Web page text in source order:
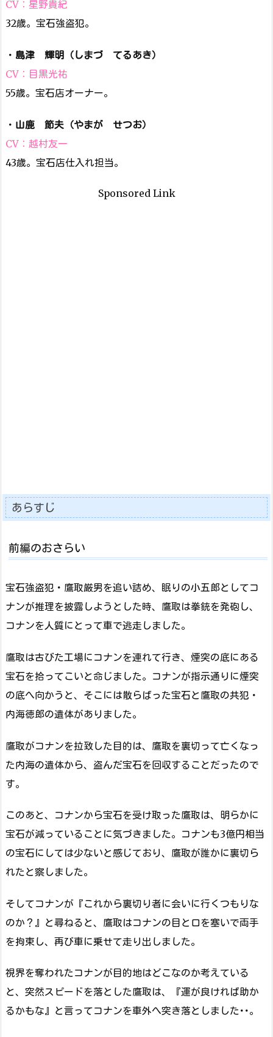
CV：星野貴紀
32歳。宝石強盗犯。
・ 島津 輝明（しまづ てるあき）
CV：目黒光祐
55歳。宝石店オーナー。
・ 山鹿 節夫（やまが せつお）
CV：越村友一
43歳。宝石店仕入れ担当。
Sponsored Link
あらすじ
前編のおさらい
宝石強盗犯・鷹取厳男を追い詰め、眠りの小五郎としてコ
ナンが推理を披露しようとした時、鷹取は拳銃を発砲し、
コナンを人質にとって車で逃走しました。
鷹取は古びた工場にコナンを連れて行き、煙突の底にある
宝石を拾ってこいと命じました。コナンが指示通りに煙突
の底へ向かうと、そこには散らばった宝石と鷹取の共犯・
内海徳郎の遺体がありました。
鷹取がコナンを拉致した目的は、鷹取を裏切って亡くなっ
た内海の遺体から、盗んだ宝石を回収することだったので
す。
このあと、コナンから宝石を受け取った鷹取は、明らかに
宝石が減っていることに気づきました。コナンも3億円相当
の宝石にしては少ないと感じており、鷹取が誰かに裏切ら
れたと察しました。
そしてコナンが『これから裏切り者に会いに行くつもりな
のか？』と尋ねると、鷹取はコナンの目と口を塞いで両手
を拘束し、再び車に乗せて走り出しました。
視界を奪われたコナンが目的地はどこなのか考えている
と、突然スピードを落とした鷹取は、『運が良ければ助か
るかもな』と言ってコナンを車外へ突き落としました･･。